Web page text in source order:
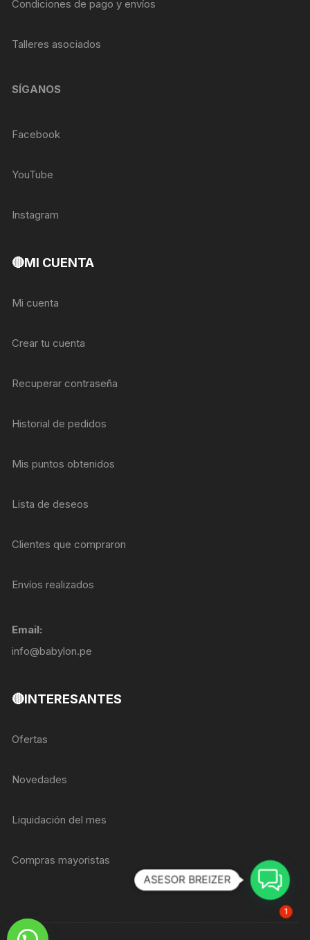
Condiciones de pago y envíos
Talleres asociados
SÍGANOS
Facebook
YouTube
Instagram
🔴MI CUENTA
Mi cuenta
Crear tu cuenta
Recuperar contraseña
Historial de pedidos
Mis puntos obtenidos
Lista de deseos
Clientes que compraron
Envíos realizados
Email:
info@babylon.pe
🔴INTERESANTES
Ofertas
Novedades
Liquidación del mes
Compras mayoristas
ASESOR BREIZER
1